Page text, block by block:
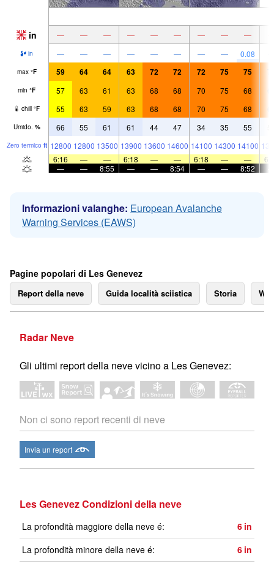
in — — — — — — — — —
in — — — — — — — — 0.08
max °F 59 64 64 63 72 72 72 75 75
min °F 57 63 61 63 68 68 70 75 68
chill °F 55 63 59 63 68 68 70 75 68
Umido. % 66 55 61 61 44 47 34 35 55
Zero termico ft 12800 12800 13500 13900 13600 14600 14100 14300 14100
6:16
— — 6:18 — — 6:18 — —
—
— 8:55 — — 8:54 — — 8:52
Informazioni valanghe: European Avalanche
Warning Services (EAWS)
Pagine popolari di Les Genevez
Report della neve Guida località sciistica Storia
Radar Neve
Gli ultimi report della neve vicino a Les Genevez:
Non ci sono report recenti di neve
Invia un report
Les Genevez Condizioni della neve
La profondità maggiore della neve é: 6 in
La profondità minore della neve é:
6 in